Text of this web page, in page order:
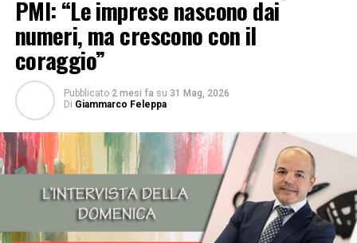
PMI: “Le imprese nascono dai
numeri, ma crescono con il
coraggio”
Pubblicato 2 mesi fa su 31 Mag, 2026
Di Giammarco Feleppa